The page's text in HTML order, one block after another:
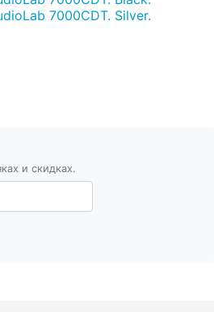
7000CDT. Silver.
и скидках.